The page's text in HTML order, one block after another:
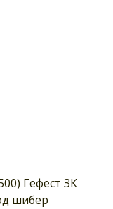
Гефест ЗК
шибер